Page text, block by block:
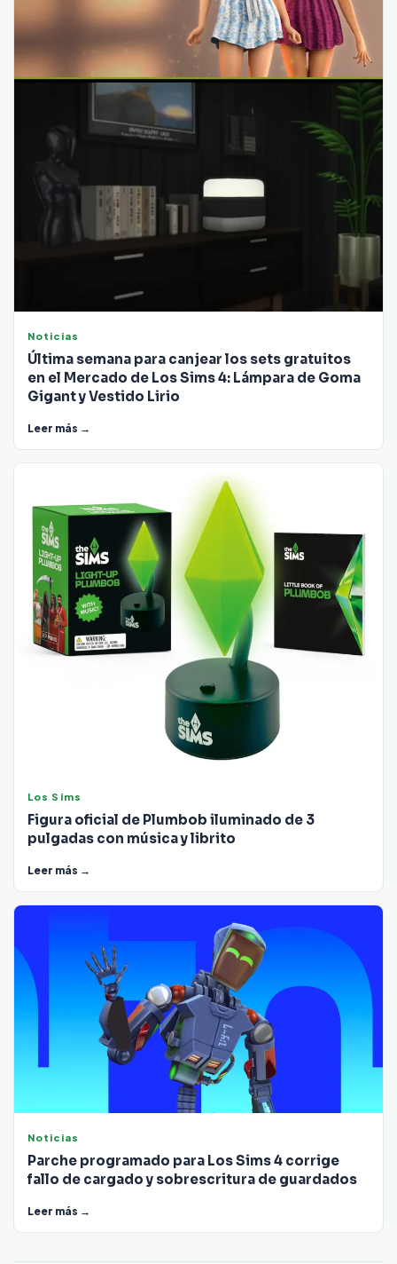
Noticias
Última semana para canjear los sets gratuitos
en el Mercado de Los Sims 4: Lámpara de Goma
Gigant y Vestido Lirio
Leer más →
Los Sims
Figura oficial de Plumbob iluminado de 3
pulgadas con música y librito
Leer más →
Noticias
Parche programado para Los Sims 4 corrige
fallo de cargado y sobrescritura de guardados
Leer más →